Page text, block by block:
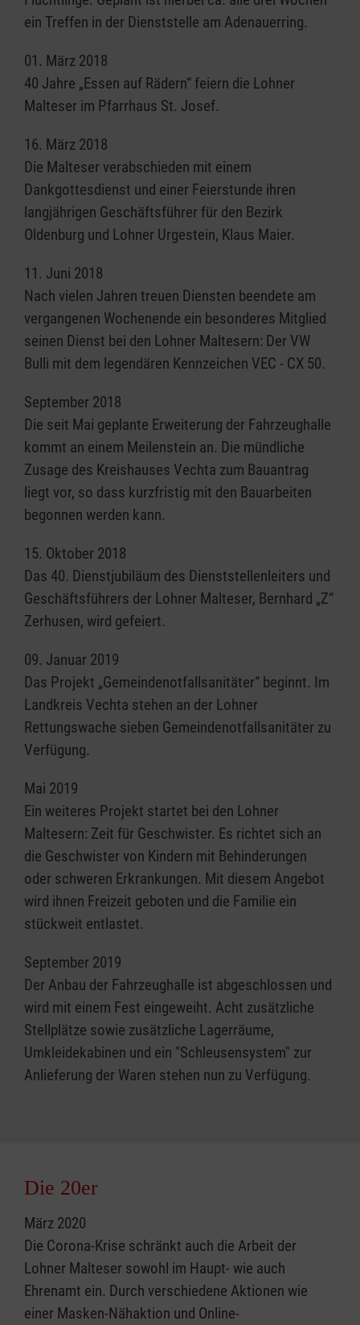
ein Treffen in der Dienststelle am Adenauerring.
01. März 2018
40 Jahre „Essen auf Rädern“ feiern die Lohner
Malteser im Pfarrhaus St. Josef.
16. März 2018
Die Malteser verabschieden mit einem
Dankgottesdienst und einer Feierstunde ihren
langjährigen Geschäftsführer für den Bezirk
Oldenburg und Lohner Urgestein, Klaus Maier.
11. Juni 2018
Nach vielen Jahren treuen Diensten beendete am
vergangenen Wochenende ein besonderes Mitglied
seinen Dienst bei den Lohner Maltesern: Der VW
Bulli mit dem legendären Kennzeichen VEC - CX 50.
September 2018
Die seit Mai geplante Erweiterung der Fahrzeughalle
kommt an einem Meilenstein an. Die mündliche
Zusage des Kreishauses Vechta zum Bauantrag
liegt vor, so dass kurzfristig mit den Bauarbeiten
begonnen werden kann.
15. Oktober 2018
Das 40. Dienstjubiläum des Dienststellenleiters und
Geschäftsführers der Lohner Malteser, Bernhard „Z“
Zerhusen, wird gefeiert.
09. Januar 2019
Das Projekt „Gemeindenotfallsanitäter“ beginnt. Im
Landkreis Vechta stehen an der Lohner
Rettungswache sieben Gemeindenotfallsanitäter zu
Verfügung.
Mai 2019
Ein weiteres Projekt startet bei den Lohner
Maltesern: Zeit für Geschwister. Es richtet sich an
die Geschwister von Kindern mit Behinderungen
oder schweren Erkrankungen. Mit diesem Angebot
wird ihnen Freizeit geboten und die Familie ein
stückweit entlastet.
September 2019
Der Anbau der Fahrzeughalle ist abgeschlossen und
wird mit einem Fest eingeweiht. Acht zusätzliche
Stellplätze sowie zusätzliche Lagerräume,
Umkleidekabinen und ein "Schleusensystem" zur
Anlieferung der Waren stehen nun zu Verfügung.
Die 20er
März 2020
Die Corona-Krise schränkt auch die Arbeit der
Lohner Malteser sowohl im Haupt- wie auch
Ehrenamt ein. Durch verschiedene Aktionen wie
einer Masken-Nähaktion und Online-